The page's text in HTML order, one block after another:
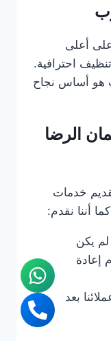
أعلى
احترافية.
هو أساس نجاح
الرضا
خدمات
أننا نقدم:
لم يكن
إعادة
بعد